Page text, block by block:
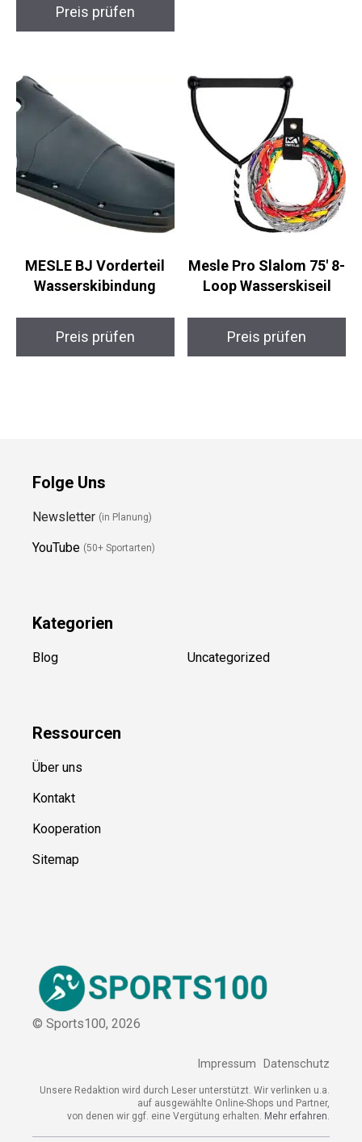
Preis prüfen
MESLE BJ Vorderteil
Wasserskibindung
Preis prüfen
Mesle Pro Slalom 75′ 8-
Loop Wasserskiseil
Preis prüfen
Folge Uns
Newsletter (in Planung)
YouTube (50+ Sportarten)
Kategorien
Blog Uncategorized
Ressourcen
Über uns
Kontakt
Kooperation
Sitemap
© Sports100, 2026
Impressum Datenschutz
Unsere Redaktion wird durch Leser unterstützt. Wir verlinken u.a.
auf ausgewählte Online-Shops und Partner,
von denen wir ggf. eine Vergütung erhalten. Mehr erfahren.